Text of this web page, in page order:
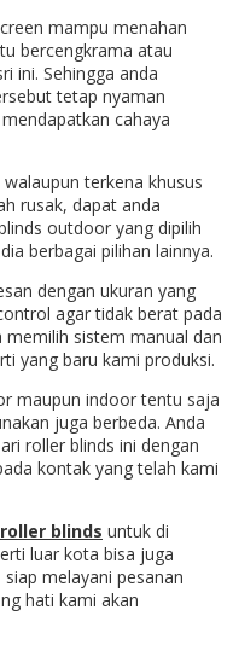
mampu menahan
bercengkrama atau
ini. Sehingga anda
tetap nyaman
cahaya
terkena khusus
rusak, dapat anda
outdoor yang dipilih
berbagai pilihan lainnya.
dengan ukuran yang
agar tidak berat pada
sistem manual dan
yang baru kami produksi.
maupun indoor tentu saja
juga berbeda. Anda
roller blinds ini dengan
kontak yang telah kami
blinds untuk di
luar kota bisa juga
melayani pesanan
hati kami akan